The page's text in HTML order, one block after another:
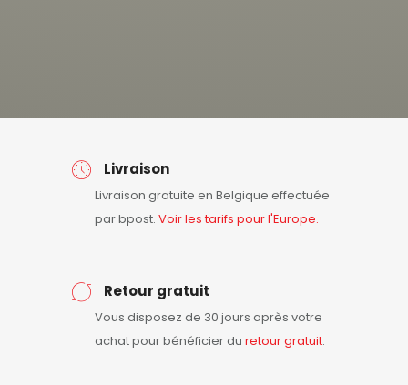
Livraison
Livraison gratuite en Belgique effectuée
par bpost. Voir les tarifs pour l'Europe.
Retour gratuit
Vous disposez de 30 jours après votre
achat pour bénéficier du retourgratuit.